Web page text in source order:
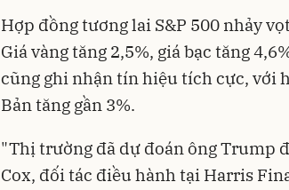
Hợp đồng tương lai S&P 500 nhảy
Giá vàng tăng 2,5%, giá bạc tăng
cũng ghi nhận tín hiệu tích cực, với
Bản tăng gần 3%.
"Thị trường đã dự đoán ông Trump
Cox, đối tác điều hành tại Harris